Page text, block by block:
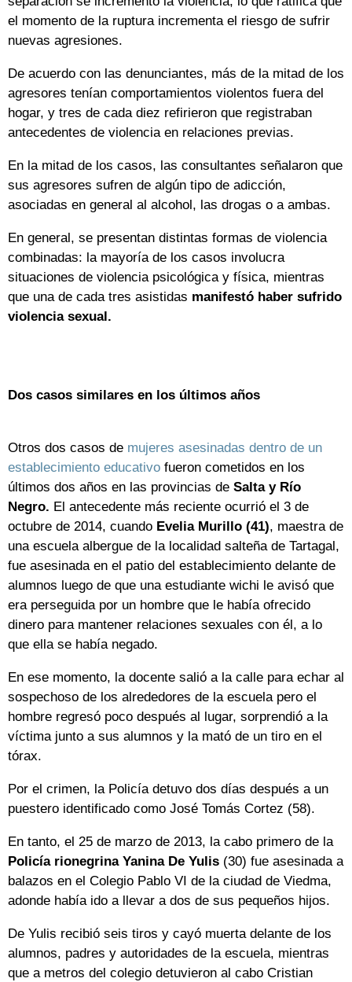
el momento de la ruptura incrementa el riesgo de sufrir
nuevas agresiones.
De acuerdo con las denunciantes, más de la mitad de los
agresores tenían comportamientos violentos fuera del
hogar, y tres de cada diez refirieron que registraban
antecedentes de violencia en relaciones previas.
En la mitad de los casos, las consultantes señalaron que
sus agresores sufren de algún tipo de adicción,
asociadas en general al alcohol, las drogas o a ambas.
En general, se presentan distintas formas de violencia
combinadas: la mayoría de los casos involucra
situaciones de violencia psicológica y física, mientras
que una de cada tres asistidas manifestó haber sufrido
violencia sexual.
Dos casos similares en los últimos años
Otros dos casos de mujeres asesinadas dentro de un
establecimiento educativo fueron cometidos en los
últimos dos años en las provincias de Salta y Río
Negro. El antecedente más reciente ocurrió el 3 de
octubre de 2014, cuando Evelia Murillo (41), maestra de
una escuela albergue de la localidad salteña de Tartagal,
fue asesinada en el patio del establecimiento delante de
alumnos luego de que una estudiante wichi le avisó que
era perseguida por un hombre que le había ofrecido
dinero para mantener relaciones sexuales con él, a lo
que ella se había negado.
En ese momento, la docente salió a la calle para echar al
sospechoso de los alrededores de la escuela pero el
hombre regresó poco después al lugar, sorprendió a la
víctima junto a sus alumnos y la mató de un tiro en el
tórax.
Por el crimen, la Policía detuvo dos días después a un
puestero identificado como José Tomás Cortez (58).
En tanto, el 25 de marzo de 2013, la cabo primero de la
Policía rionegrina Yanina De Yulis (30) fue asesinada a
balazos en el Colegio Pablo VI de la ciudad de Viedma,
adonde había ido a llevar a dos de sus pequeños hijos.
De Yulis recibió seis tiros y cayó muerta delante de los
alumnos, padres y autoridades de la escuela, mientras
que a metros del colegio detuvieron al cabo Cristian